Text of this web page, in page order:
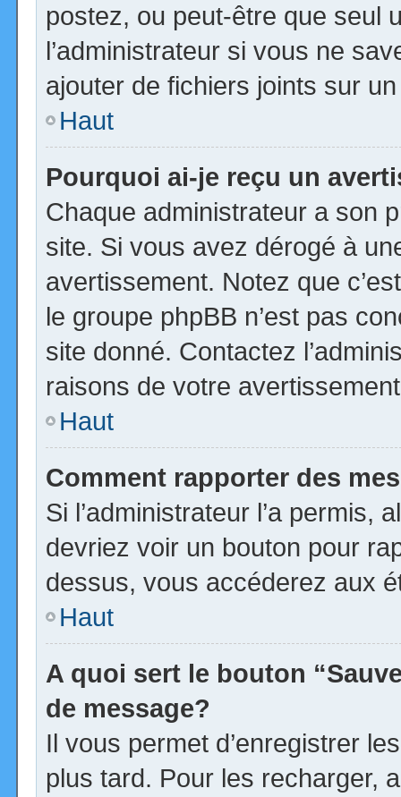
postez, ou peut-être que seul
l’administrateur si vous ne
ajouter de fichiers joints sur
Haut
Pourquoi ai-je reçu un
Chaque administrateur a son
site. Si vous avez dérogé à
avertissement. Notez que
le groupe phpBB n’est pas
site donné. Contactez
raisons de votre
Haut
Comment rapporter des
Si l’administrateur l’a permis,
devriez voir un bouton pour
dessus, vous accéderez aux
Haut
A quoi sert le bouton
de message?
Il vous permet d’enregistrer
plus tard. Pour les recharger,